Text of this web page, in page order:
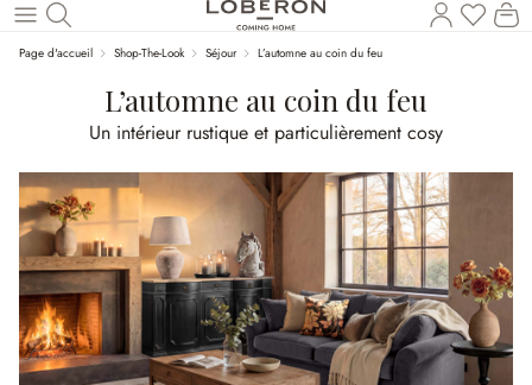
Revenir au contenu principal
Vous
Page d'accueil Shop-The-Look Séjour L’automne au coin du feu
L’automne au coin du feu
Un intérieur rustique et particulièrement cosy